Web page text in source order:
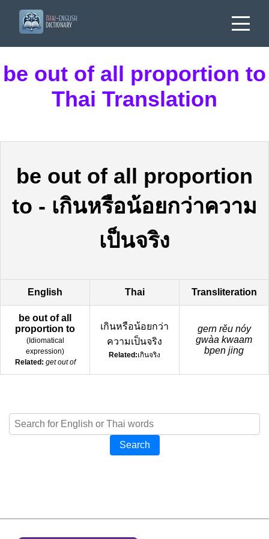
be out of all proportion to
Thai Translation
be out of all proportion
to - เกินหรือน้อยกว่าความ
เป็นจริง
English Thai Transliteration
be out of all
proportion to
(Idiomatical
expression)
Related: get out of
เกินหรือน้อยกว่า
ความเป็นจริง
Related:เกินจริง
gern rěu nóy
gwàa kwaam
bpen jing
Search